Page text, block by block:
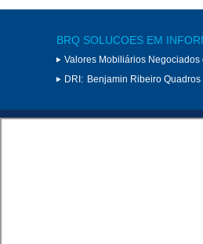
BRQ SOLUCOES EM
Valores Mobiliários
DRI: Benjamin Ribeiro Quadros